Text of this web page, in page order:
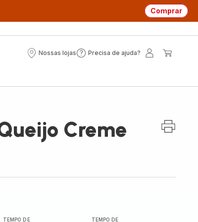
Comprar
Nossas lojas
Nossas
Precisa de ajuda?
Precisa
Creme
TEMPO DE
TEMPO DE